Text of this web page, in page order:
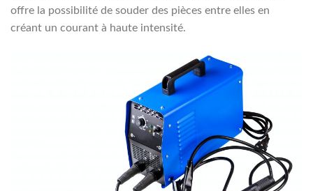
offre la possibilité de souder des pièces entre elles en
créant un courant à haute intensité.